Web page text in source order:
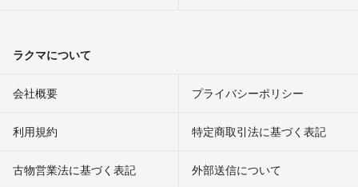
ラクマについて
会社概要 プライバシーポリシー
利用規約 特定商取引法に基づく表記
古物営業法に基づく表記 外部送信について